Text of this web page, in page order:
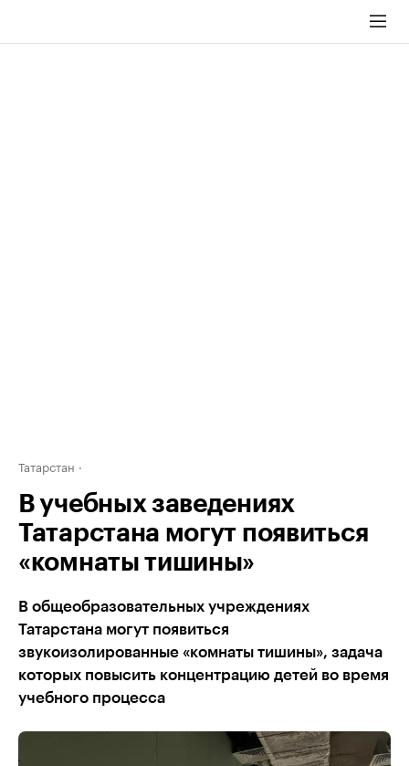
Татарстан
В учебных заведениях
Татарстана могут появиться
«комнаты тишины»
В общеобразовательных учреждениях
Татарстана могут появиться
звукоизолированные «комнаты тишины», задача
которых повысить концентрацию детей во время
учебного процесса